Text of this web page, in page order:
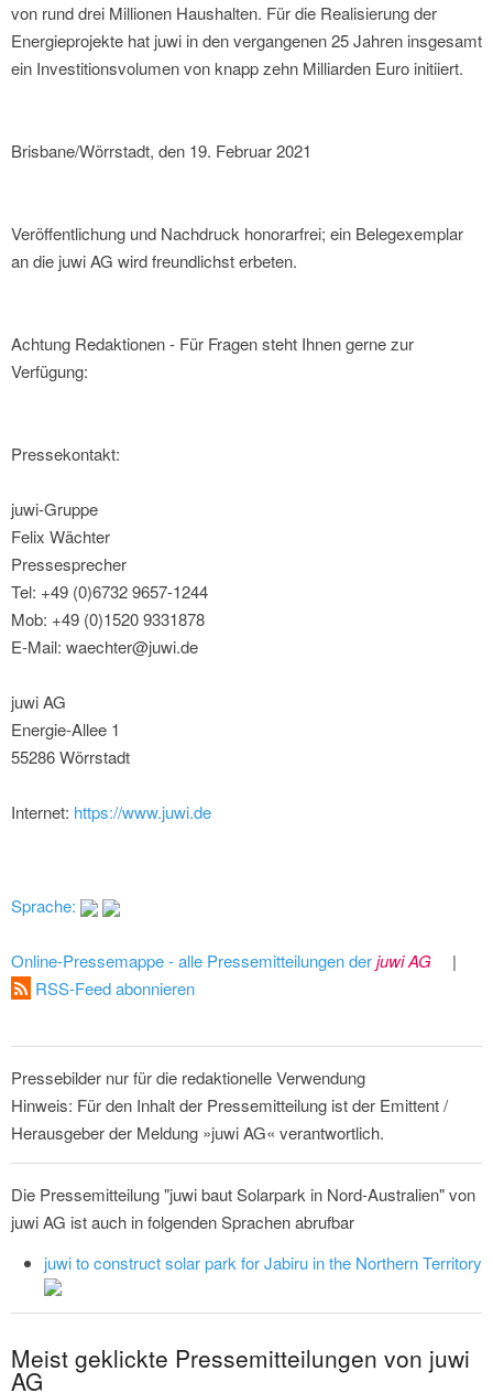
von rund drei Millionen Haushalten. Für die Realisierung der
Energieprojekte hat juwi in den vergangenen 25 Jahren insgesamt
ein Investitionsvolumen von knapp zehn Milliarden Euro initiiert.
Brisbane/Wörrstadt, den 19. Februar 2021
Veröffentlichung und Nachdruck honorarfrei; ein Belegexemplar
an die juwi AG wird freundlichst erbeten.
Achtung Redaktionen - Für Fragen steht Ihnen gerne zur
Verfügung:
Pressekontakt:
juwi-Gruppe
Felix Wächter
Pressesprecher
Tel: +49 (0)6732 9657-1244
Mob: +49 (0)1520 9331878
E-Mail: waechter@juwi.de
juwi AG
Energie-Allee 1
55286 Wörrstadt
Internet: https://www.juwi.de
Sprache:
Online-Pressemappe - alle Pressemitteilungen derjuwi AG
|
RSS-Feed abonnieren
Pressebilder nur für die redaktionelle Verwendung
Hinweis: Für den Inhalt der Pressemitteilung ist der Emittent /
Herausgeber der Meldung »juwi AG« verantwortlich.
Die Pressemitteilung "juwi baut Solarpark in Nord-Australien" von
juwi AG ist auch in folgenden Sprachen abrufbar
juwi to construct solar park for Jabiru in the Northern Territory
Meist geklickte Pressemitteilungen von juwi
AG